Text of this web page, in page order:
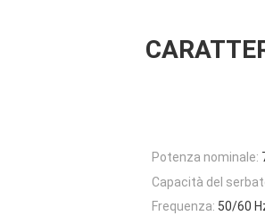
Potenza nominale:
Capacità del
Frequenza: 50/60